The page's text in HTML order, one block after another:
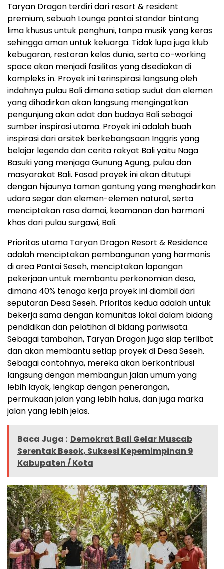
Taryan Dragon terdiri dari resort & resident
premium, sebuah Lounge pantai standar bintang
lima khusus untuk penghuni, tanpa musik yang keras
sehingga aman untuk keluarga. Tidak lupa juga klub
kebugaran, restoran kelas dunia, serta co-working
space akan menjadi fasilitas yang disediakan di
kompleks in. Proyek ini terinspirasi langsung oleh
indahnya pulau Bali dimana setiap sudut dan elemen
yang dihadirkan akan langsung mengingatkan
pengunjung akan adat dan budaya Bali sebagai
sumber inspirasi utama. Proyek ini adalah buah
inspirasi dari arsitek berkebangsaan Inggris yang
belajar legenda dan cerita rakyat Bali yaitu Naga
Basuki yang menjaga Gunung Agung, pulau dan
masyarakat Bali. Fasad proyek ini akan ditutupi
dengan hijaunya taman gantung yang menghadirkan
udara segar dan elemen-elemen natural, serta
menciptakan rasa damai, keamanan dan harmoni
khas dari pulau surgawi, Bali.
Prioritas utama Taryan Dragon Resort & Residence
adalah menciptakan pembangunan yang harmonis
di area Pantai Seseh, menciptakan lapangan
pekerjaan untuk membantu perkonomian desa,
dimana 40% tenaga kerja proyek ini diambil dari
seputaran Desa Seseh. Prioritas kedua adalah untuk
bekerja sama dengan komunitas lokal dalam bidang
pendidikan dan pelatihan di bidang pariwisata.
Sebagai tambahan, Taryan Dragon juga siap terlibat
dan akan membantu setiap proyek di Desa Seseh.
Sebagai contohnya, mereka akan berkontribusi
langsung dengan membangun jalan umum yang
lebih layak, lengkap dengan penerangan,
permukaan jalan yang lebih halus, dan juga marka
jalan yang lebih jelas.
Baca Juga : Demokrat Bali Gelar Muscab
Serentak Besok, Suksesi Kepemimpinan 9
Kabupaten / Kota